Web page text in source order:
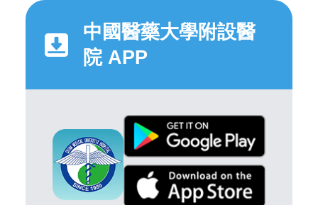
中國醫藥大學附設醫
院 APP